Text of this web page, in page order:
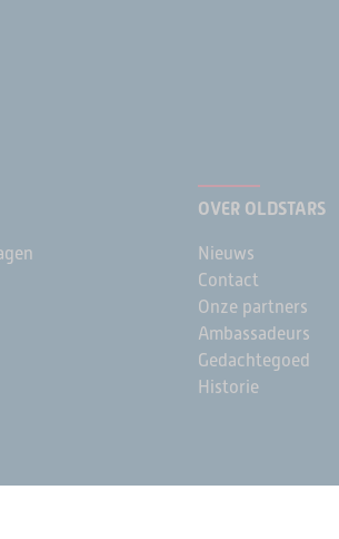
OVER OLDSTARS
Nieuws
Contact
Onze partners
Ambassadeurs
Gedachtegoed
Historie